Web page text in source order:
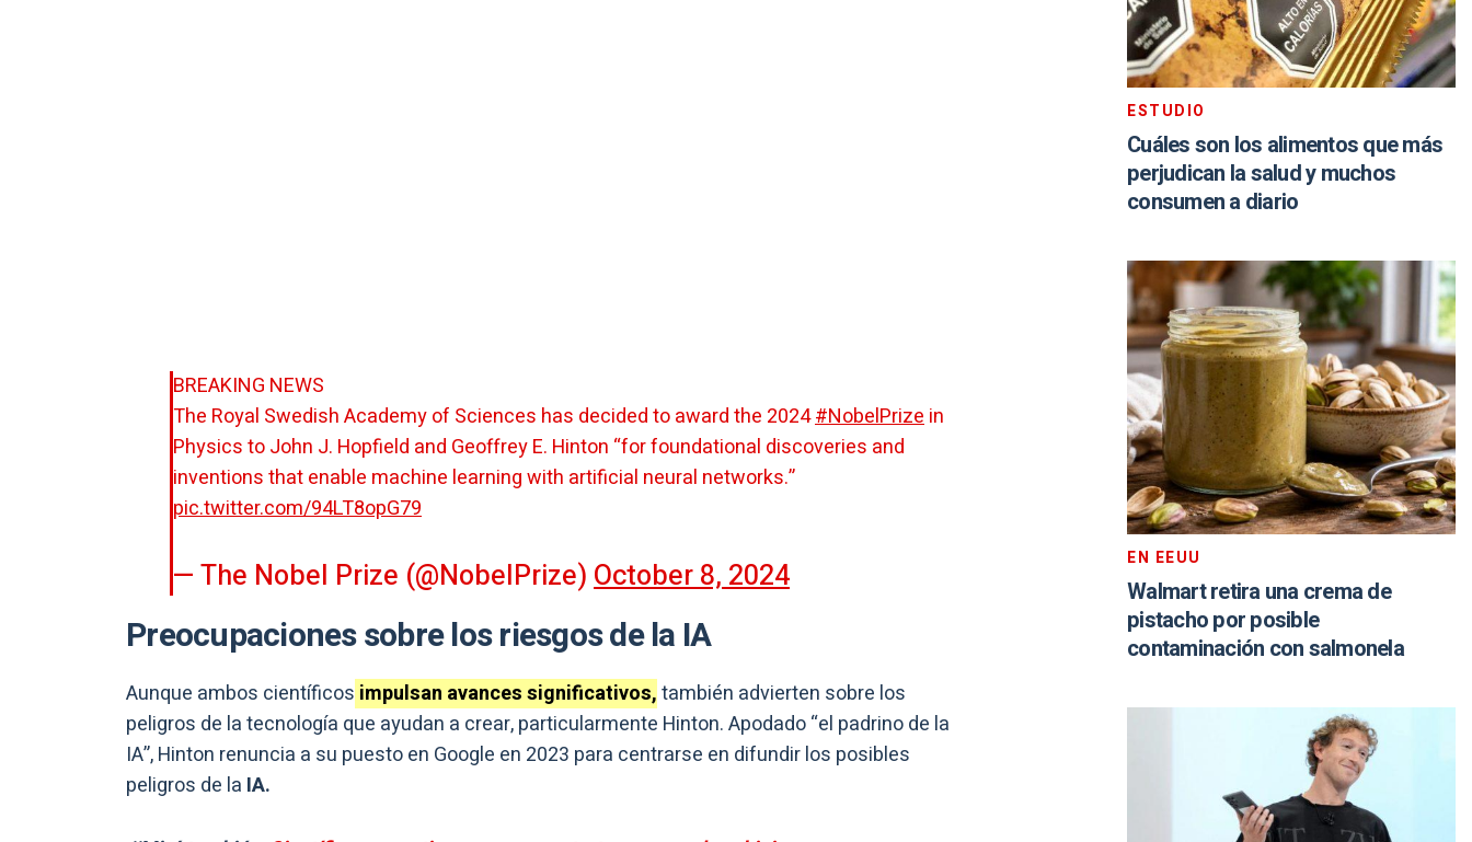
BREAKING NEWS
The Royal Swedish Academy of Sciences has decided to award the 2024#NobelPrizein
Physics to John J. Hopfield and Geoffrey E. Hinton “for foundational discoveries and
inventions that enable machine learning with artificial neural networks.”
pic.twitter.com/94LT8opG79
— The Nobel Prize (@NobelPrize)October 8, 2024
Preocupaciones sobre los riesgos de la IA
Aunque ambos científicos impulsan avances significativos,también advierten sobre los
peligros de la tecnología que ayudan a crear, particularmente Hinton. Apodado “el padrino de la
IA”, Hinton renuncia a su puesto en Google en 2023 para centrarse en difundir los posibles
peligros de la IA.
ESTUDIO
Cuáles son los alimentos que más
perjudican la salud y muchos
consumen a diario
EN EEUU
Walmart retira una crema de
pistacho por posible
contaminación con salmonela